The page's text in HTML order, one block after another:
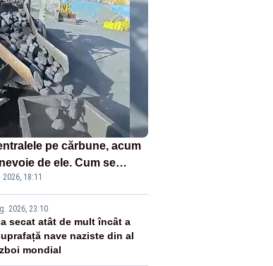
pe cărbune, acum
de ele. Cum se
în plină criză energetică
18:11
2026, 23:10
secat atât de mult încât a
nave naziste din al
mondial